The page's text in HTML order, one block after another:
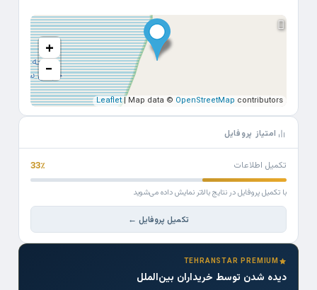
+
−
Leaflet| Map data © OpenStreetMap contributors
امتیاز پروفایل
تکمیل اطلاعات 33٪
با تکمیل پروفایل در نتایج بالاتر نمایش داده می‌شوید
تکمیل پروفایل ←
TEHRANSTAR PREMIUM
دیده شدن توسط خریداران بین‌الملل